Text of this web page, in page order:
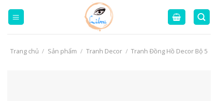
Trang chủ / Sản phẩm / Tranh Decor / Tranh Đồng Hồ Decor Bộ 5